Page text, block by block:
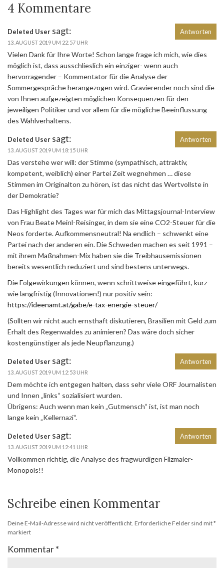
4 Kommentare
Deleted User sagt:
13. AUGUST 2019 UM 22:57 UHR
Vielen Dank für Ihre Worte! Schon lange frage ich mich, wie dies
möglich ist, dass ausschlieslich ein einziger- wenn auch
hervorragender – Kommentator für die Analyse der
Sommergespräche herangezogen wird. Gravierender noch sind die
von Ihnen aufgezeigten möglichen Konsequenzen für den
jeweiligen Politiker und vor allem für die mögliche Beeinflussung
des Wahlverhaltens.
Antworten
Deleted User sagt:
13. AUGUST 2019 UM 18:15 UHR
Das verstehe wer will: der Stimme (sympathisch, attraktiv,
kompetent, weiblich) einer Partei Zeit wegnehmen … diese
Stimmen im Originalton zu hören, ist das nicht das Wertvollste in
der Demokratie?
Das Highlight des Tages war für mich das Mittagsjournal-Interview
von Frau Beate Meinl-Reisinger, in dem sie eine CO2-Steuer für die
Neos forderte. Aufkommensneutral! Na endlich – schwenkt eine
Partei nach der anderen ein. Die Schweden machen es seit 1991 –
mit ihrem Maßnahmen-Mix haben sie die Treibhausemissionen
bereits wesentlich reduziert und sind bestens unterwegs.
Die Folgewirkungen können, wenn schrittweise eingeführt, kurz-
wie langfristig (Innovationen!) nur positiv sein:
https://ideenamt.at/gabe/e-tax-energie-steuer/
(Sollten wir nicht auch ernsthaft diskutieren, Brasilien mit Geld zum
Erhalt des Regenwaldes zu animieren? Das wäre doch sicher
kostengünstiger als jede Neupflanzung.)
Antworten
Deleted User sagt:
13. AUGUST 2019 UM 12:53 UHR
Dem möchte ich entgegen halten, dass sehr viele ORF Journalisten
und Innen „links“ sozialisiert wurden.
Übrigens: Auch wenn man kein „Gutmensch“ ist, ist man noch
lange kein „Kellernazi“.
Antworten
Deleted User sagt:
13. AUGUST 2019 UM 12:41 UHR
Vollkommen richtig, die Analyse des fragwürdigen Filzmaier-
Monopols!!
Antworten
Schreibe einen Kommentar
Deine E-Mail-Adresse wird nicht veröffentlicht. Erforderliche Felder sind mit*
markiert
Kommentar*